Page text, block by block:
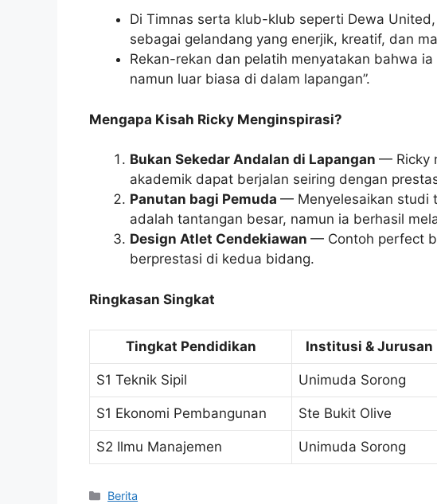
Di Timnas serta klub-klub seperti Dewa
sebagai gelandang yang enerjik, kreatif, dan
Rekan-rekan dan pelatih menyatakan bahwa
namun luar biasa di dalam lapangan”.
Mengapa Kisah Ricky Menginspirasi?
Bukan Sekedar Andalan di Lapangan — Ricky
akademik dapat berjalan seiring dengan
Panutan bagi Pemuda — Menyelesaikan studi
adalah tantangan besar, namun ia berhasil
Design Atlet Cendekiawan — Contoh perfect
berprestasi di kedua bidang.
Ringkasan Singkat
Tingkat Pendidikan Institusi & Jurusan
S1 Teknik Sipil Unimuda Sorong
S1 Ekonomi Pembangunan Ste Bukit Olive
S2 Ilmu Manajemen Unimuda Sorong
Kategori
Berita